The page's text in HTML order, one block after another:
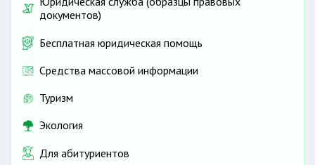
документов)
Бесплатная юридическая помощь
Средства массовой информации
Туризм
Экология
Для абитуриентов